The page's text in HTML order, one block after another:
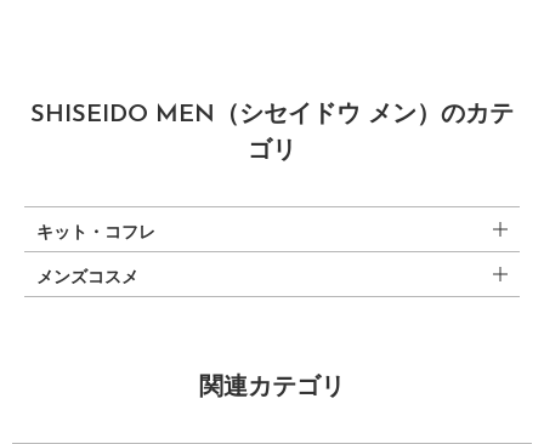
SHISEIDO MEN（シセイドウ メン）のカテ
ゴリ
キット・コフレ
メンズコスメ
関連カテゴリ